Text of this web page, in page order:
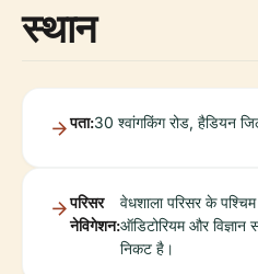
स्थान
पता:30 श्वांगकिंग रोड, हैडियन
परिसर
नेविगेशन:
वेधशाला परिसर के
ऑडिटोरियम और
निकट है।